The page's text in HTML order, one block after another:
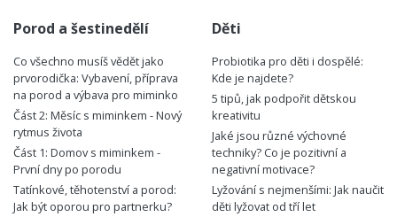
Porod a šestinedělí
Co všechno musíš vědět jako
prvorodička: Vybavení, příprava
na porod a výbava pro miminko
Část 2: Měsíc s miminkem - Nový
rytmus života
Část 1: Domov s miminkem -
První dny po porodu
Tatínkové, těhotenství a porod:
Jak být oporou pro partnerku?
Děti
Probiotika pro děti i dospělé:
Kde je najdete?
5 tipů, jak podpořit dětskou
kreativitu
Jaké jsou různé výchovné
techniky? Co je pozitivní a
negativní motivace?
Lyžování s nejmenšími: Jak naučit
děti lyžovat od tří let